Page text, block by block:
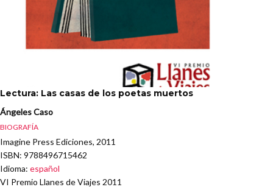
Lectura: Las casas de los poetas muertos
Ángeles Caso
BIOGRAFÍA
Imagine Press Ediciones, 2011
ISBN: 9788496715462
Idioma: español
VI Premio Llanes de Viajes 2011